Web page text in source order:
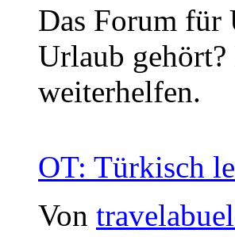
Das Forum für
Urlaub gehört?
weiterhelfen.
OT: Türkisch
Von